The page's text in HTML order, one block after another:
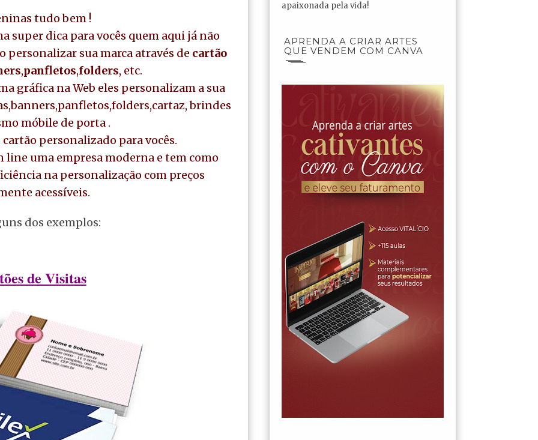
tudo bem !
super dica para vocês quem aqui já não
personalizar sua marca através de cartão
,panfletos,folders, etc.
gráfica na Web eles personalizam a sua
brindes
móbile de porta .
personalizado para vocês.
line uma empresa moderna e tem como
na personalização com preços
acessíveis.
dos exemplos:
de Visitas
apaixonada pela vida!
APRENDA A CRIAR ARTES
QUE VENDEM COM CANVA